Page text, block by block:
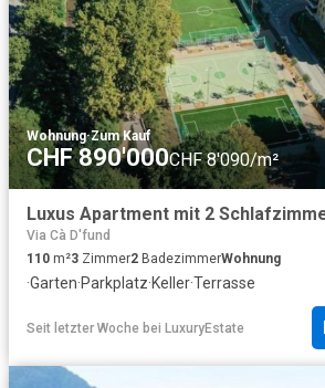
Wohnung·Zum Kauf
CHF 890'000CHF 8'090/m²
Via Cà D'fund
110 m²3 Zimmer2 BadezimmerWohnung
·Garten·Parkplatz·Keller·Terrasse
Seit letzter Woche bei LuxuryEstate